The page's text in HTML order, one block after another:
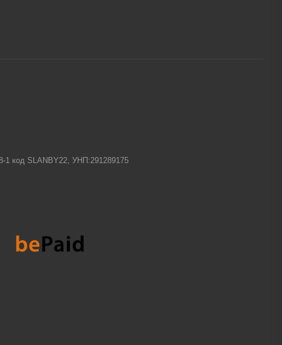
1 код SLANBY22, УНП:291289175